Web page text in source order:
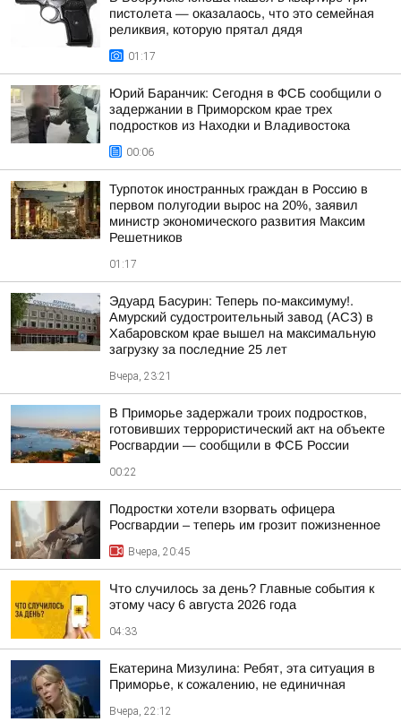
пистолета — оказалаось, что это семейная
реликвия, которую прятал дядя
01:17
Юрий Баранчик: Сегодня в ФСБ сообщили о
задержании в Приморском крае трех
подростков из Находки и Владивостока
00:06
Турпоток иностранных граждан в Россию в
первом полугодии вырос на 20%, заявил
министр экономического развития Максим
Решетников
01:17
Эдуард Басурин: Теперь по-максимуму!.
Амурский судостроительный завод (АСЗ) в
Хабаровском крае вышел на максимальную
загрузку за последние 25 лет
Вчера, 23:21
В Приморье задержали троих подростков,
готовивших террористический акт на объекте
Росгвардии — сообщили в ФСБ России
00:22
Подростки хотели взорвать офицера
Росгвардии – теперь им грозит пожизненное
Вчера, 20:45
Что случилось за день? Главные события к
этому часу 6 августа 2026 года
04:33
Екатерина Мизулина: Ребят, эта ситуация в
Приморье, к сожалению, не единичная
Вчера, 22:12